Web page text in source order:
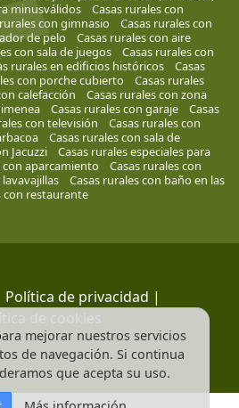
minusválidos
Casas rurales con
con gimnasio
Casas rurales con
de pelo
Casas rurales con aire
con sala de juegos
Casas rurales con
rurales en edificios históricos
Casas
con porche cubierto
Casas rurales
calefacción
Casas rurales con zona
Casas rurales con garaje
Casas
con televisión
Casas rurales con
Casas rurales con sala de
Jacuzzi
Casas rurales especiales para
con aparcamiento
Casas rurales con
Casas rurales con baño en las
con restaurante
Política de privacidad |
de cookies
mejorar nuestros servicios
de navegación. Si continua
que acepta su uso.